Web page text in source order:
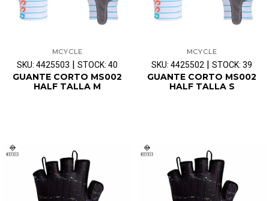
MCYCLE
SKU: 4425503 | STOCK: 40
GUANTE CORTO MS002
HALF TALLA M
MCYCLE
SKU: 4425502 | STOCK: 39
GUANTE CORTO MS002
HALF TALLA S